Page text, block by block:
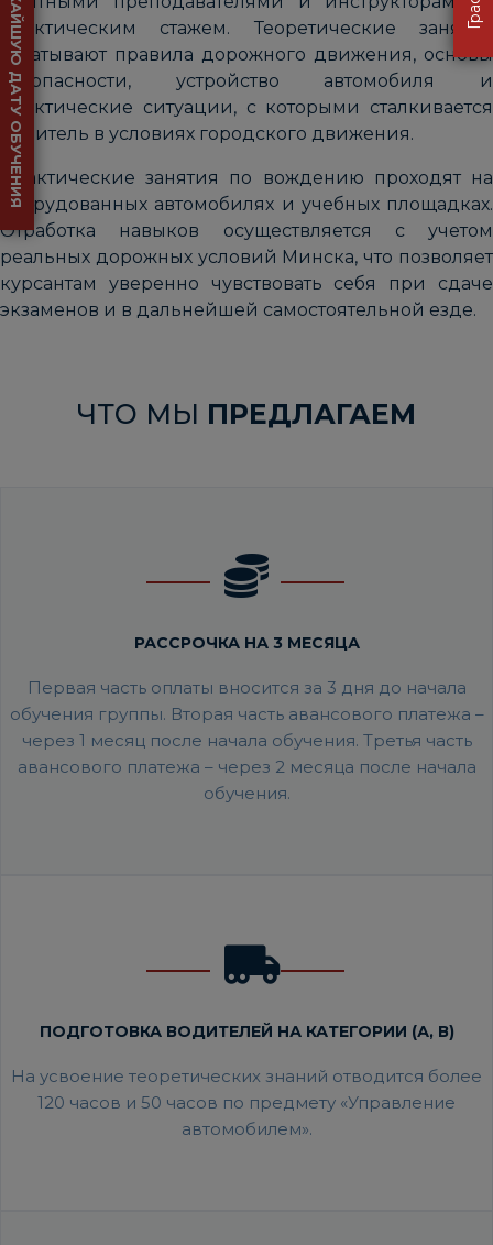
практическим стажем. Теоретические занятия
охватывают правила дорожного движения, основы
безопасности, устройство автомобиля и
практические ситуации, с которыми сталкивается
водитель в условиях городского движения.
Практические занятия по вождению проходят на
оборудованных автомобилях и учебных площадках.
Отработка навыков осуществляется с учетом
реальных дорожных условий Минска, что позволяет
курсантам уверенно чувствовать себя при сдаче
экзаменов и в дальнейшей самостоятельной езде.
ЧТО МЫ ПРЕДЛАГАЕМ
РАССРОЧКА НА 3 МЕСЯЦА
Первая часть оплаты вносится за 3 дня до начала
обучения группы. Вторая часть авансового платежа –
через 1 месяц после начала обучения. Третья часть
авансового платежа – через 2 месяца после начала
обучения.
ПОДГОТОВКА ВОДИТЕЛЕЙ НА КАТЕГОРИИ (А, В)
На усвоение теоретических знаний отводится более
120 часов и 50 часов по предмету «Управление
автомобилем».